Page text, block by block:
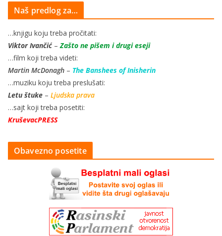
Naš predlog za…
…knjigu koju treba pročitati:
Viktor Ivančić–Zašto ne pišem i drugi eseji
…film koji treba videti:
Martin McDonagh – The Banshees of Inisherin
…muziku koju treba preslušati:
Letu štuke – Ljudska prava
…sajt koji treba posetiti:
KruševacPRESS
Obavezno posetite